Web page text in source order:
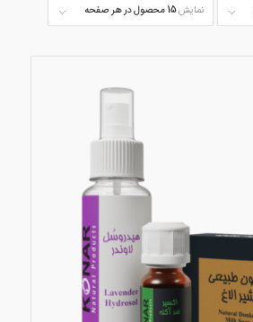
نمایش15 محصول در هر صفحه